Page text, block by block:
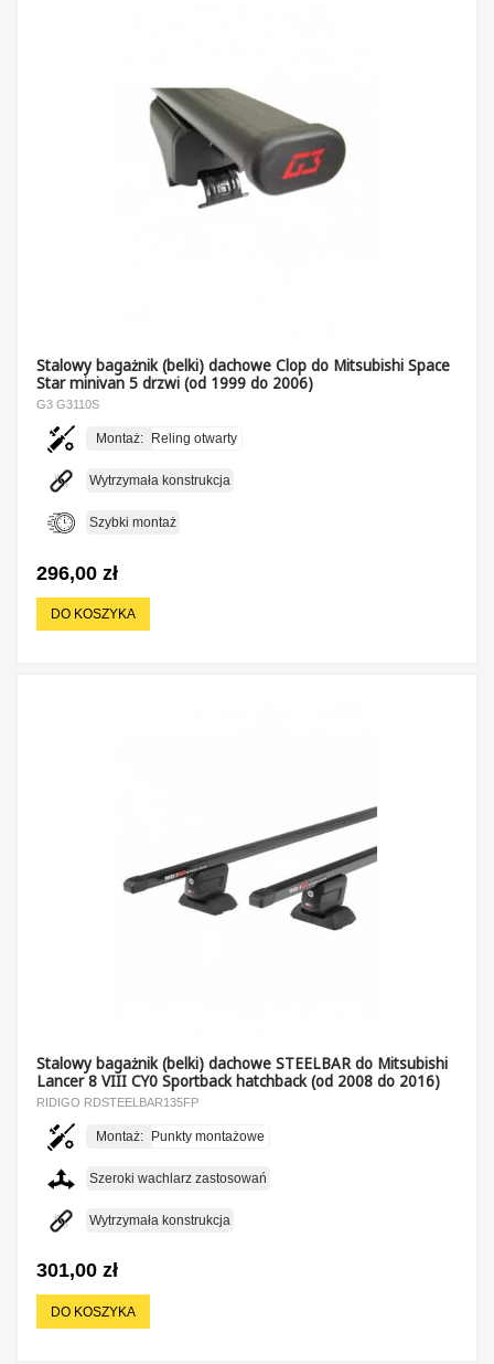
Stalowy bagażnik (belki) dachowe Clop do Mitsubishi Space
Star minivan 5 drzwi (od 1999 do 2006)
G3 G3110S
Montaż: Reling otwarty
Wytrzymała konstrukcja
Szybki montaż
296,00 zł
DO KOSZYKA
Stalowy bagażnik (belki) dachowe STEELBAR do Mitsubishi
Lancer 8 VIII CY0 Sportback hatchback (od 2008 do 2016)
RIDIGO RDSTEELBAR135FP
Montaż: Punkty montażowe
Szeroki wachlarz zastosowań
Wytrzymała konstrukcja
301,00 zł
DO KOSZYKA